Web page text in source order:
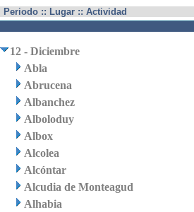
Periodo :: Lugar :: Actividad
12 - Diciembre
Abla
Abrucena
Albanchez
Alboloduy
Albox
Alcolea
Alcóntar
Alcudia de Monteagud
Alhabia